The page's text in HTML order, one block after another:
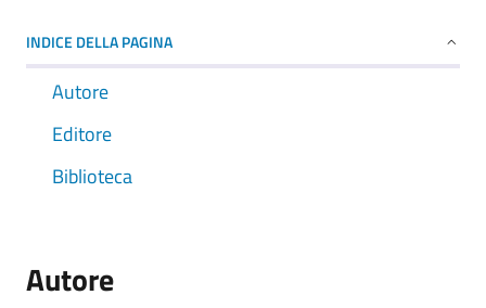
INDICE DELLA PAGINA
Autore
Editore
Biblioteca
Autore